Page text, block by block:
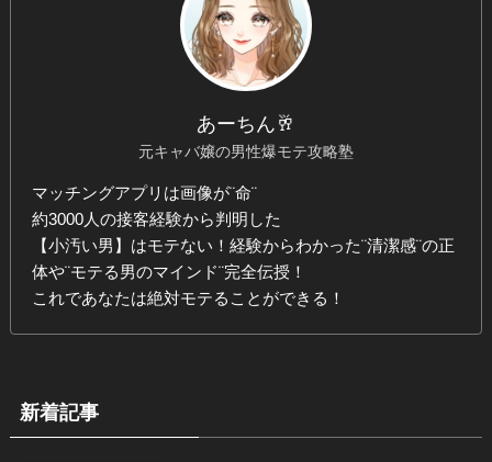
あーちん🥂
元キャバ嬢の男性爆モテ攻略塾
マッチングアプリは画像が¨命¨
約3000人の接客経験から判明した
【小汚い男】はモテない！経験からわかった¨清潔感¨の正
体や¨モテる男のマインド¨完全伝授！
これであなたは絶対モテることができる！
新着記事